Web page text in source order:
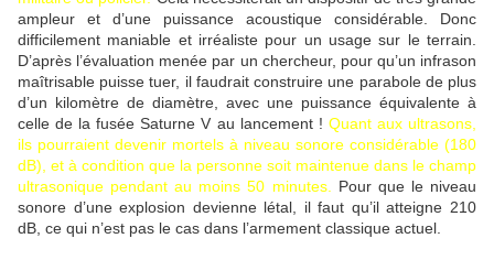
ampleur et d’une puissance acoustique considérable. Donc
difficilement maniable et irréaliste pour un usage sur le terrain.
D’après l’évaluation menée par un chercheur, pour qu’un infrason
maîtrisable puisse tuer, il faudrait construire une parabole de plus
d’un kilomètre de diamètre, avec une puissance équivalente à
celle de la fusée Saturne V au lancement ! Quant aux ultrasons,
ils pourraient devenir mortels à niveau sonore considérable (180
dB), et à condition que la personne soit maintenue dans le champ
ultrasonique pendant au moins 50 minutes.
Pour que le niveau
sonore d’une explosion devienne létal, il faut qu’il atteigne 210
dB, ce qui n’est pas le cas dans l’armement classique actuel.